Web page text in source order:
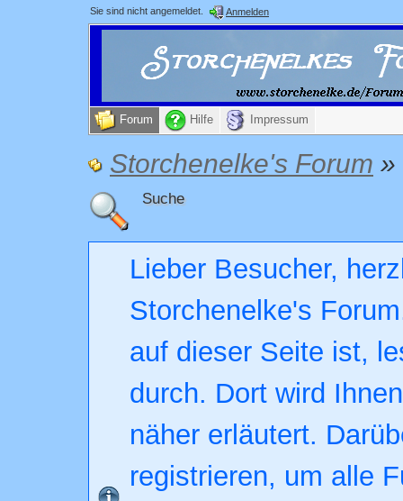
Sie sind nicht angemeldet. Anmelden
Forum Hilfe Impressum
Storchenelke's Forum »
Suche
Lieber Besucher,
Storchenelke's
auf dieser Seite ist,
durch. Dort wird
näher erläutert.
registrieren, um alle